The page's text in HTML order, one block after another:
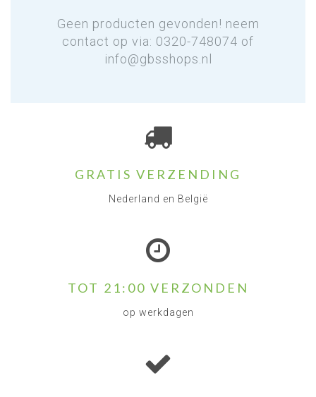
Geen producten gevonden! neem
contact op via: 0320-748074 of
info@gbsshops.nl
GRATIS VERZENDING
Nederland en België
TOT 21:00 VERZONDEN
op werkdagen